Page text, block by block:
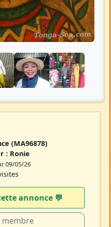
(MA96878)
: Ronie
09/05/26
annonce 💬​
membre